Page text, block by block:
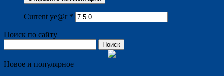
Current ye@r *
Поиск по сайту
Новое и популярное